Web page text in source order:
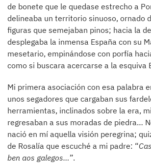
de bonete que le quedase estrecho a
delineaba un territorio sinuoso, ornado
figuras que semejaban pinos; hacia la
desplegaba la inmensa España con su
mesetario, empinándose con porfía
como si buscara acercarse a la esquiva
Mi primera asociación con esa palabra
unos segadores que cargaban sus
herramientas, inclinados sobre la era,
regresaban a sus moradas de piedra…
nació en mí aquella visión peregrina;
de Rosalía que escuché a mi padre: “
ben aos galegos…”.